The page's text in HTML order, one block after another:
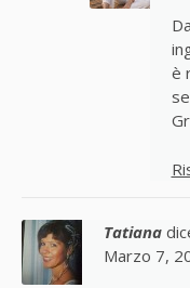
è
Tatiana
Marzo 7,